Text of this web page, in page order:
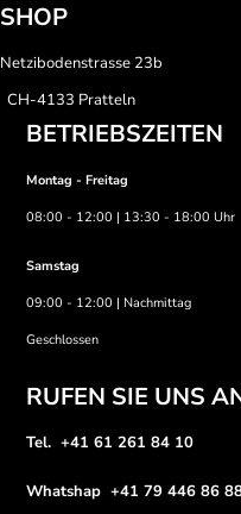
SHOP
Netzibodenstrasse 23b
CH-4133 Pratteln
BETRIEBSZEITEN
Montag - Freitag
08:00 - 12:00 | 13:30 - 18:00 Uhr
Samstag
09:00 - 12:00 | Nachmittag
Geschlossen
RUFEN SIE UNS
Tel. +41 61 261 84 10
Whatshap +41 79 446 86